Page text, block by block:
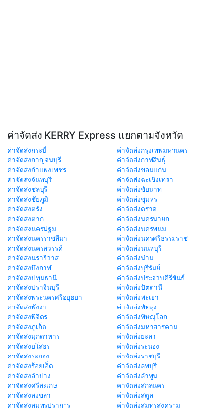
ค่าจัดส่ง KERRY Express แยกตามจังหวัด
ค่าจัดส่งกระบี่
ค่าจัดส่งกรุงเทพมหานคร
ค่าจัดส่งกาญจนบุรี
ค่าจัดส่งกาฬสินธุ์
ค่าจัดส่งกำแพงเพชร
ค่าจัดส่งขอนแก่น
ค่าจัดส่งจันทบุรี
ค่าจัดส่งฉะเชิงเทรา
ค่าจัดส่งชลบุรี
ค่าจัดส่งชัยนาท
ค่าจัดส่งชัยภูมิ
ค่าจัดส่งชุมพร
ค่าจัดส่งตรัง
ค่าจัดส่งตราด
ค่าจัดส่งตาก
ค่าจัดส่งนครนายก
ค่าจัดส่งนครปฐม
ค่าจัดส่งนครพนม
ค่าจัดส่งนครราชสีมา
ค่าจัดส่งนครศรีธรรมราช
ค่าจัดส่งนครสวรรค์
ค่าจัดส่งนนทบุรี
ค่าจัดส่งนราธิวาส
ค่าจัดส่งน่าน
ค่าจัดส่งบึงกาฬ
ค่าจัดส่งบุรีรัมย์
ค่าจัดส่งปทุมธานี
ค่าจัดส่งประจวบคีรีขันธ์
ค่าจัดส่งปราจีนบุรี
ค่าจัดส่งปัตตานี
ค่าจัดส่งพระนครศรีอยุธยา
ค่าจัดส่งพะเยา
ค่าจัดส่งพังงา
ค่าจัดส่งพัทลุง
ค่าจัดส่งพิจิตร
ค่าจัดส่งพิษณุโลก
ค่าจัดส่งภูเก็ต
ค่าจัดส่งมหาสารคาม
ค่าจัดส่งมุกดาหาร
ค่าจัดส่งยะลา
ค่าจัดส่งยโสธร
ค่าจัดส่งระนอง
ค่าจัดส่งระยอง
ค่าจัดส่งราชบุรี
ค่าจัดส่งร้อยเอ็ด
ค่าจัดส่งลพบุรี
ค่าจัดส่งลำปาง
ค่าจัดส่งลำพูน
ค่าจัดส่งศรีสะเกษ
ค่าจัดส่งสกลนคร
ค่าจัดส่งสงขลา
ค่าจัดส่งสตูล
ค่าจัดส่งสมุทรปราการ
ค่าจัดส่งสมุทรสงคราม